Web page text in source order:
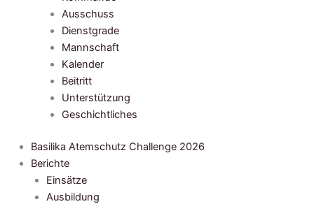
Ausschuss
Dienstgrade
Mannschaft
Kalender
Beitritt
Unterstützung
Geschichtliches
Basilika Atemschutz Challenge 2026
Berichte
Einsätze
Ausbildung